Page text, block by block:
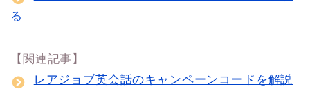
る
【関連記事】
レアジョブ英会話のキャンペーンコードを解説